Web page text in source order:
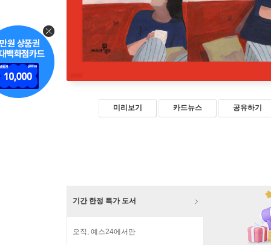
미리보기 카드뉴스 공유하기
기간 한정 특가 도서
오직, 예스24에서만